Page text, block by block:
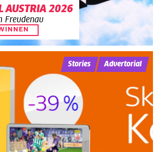
AUSTRIA 2026
Freudenau
Stories Advertorial